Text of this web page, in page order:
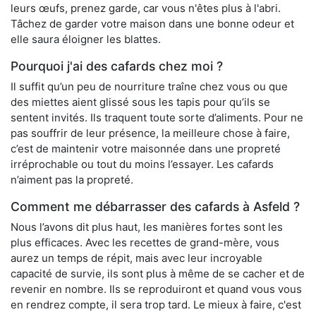
leurs œufs, prenez garde, car vous n'êtes plus à l'abri.
Tâchez de garder votre maison dans une bonne odeur et
elle saura éloigner les blattes.
Pourquoi j'ai des cafards chez moi ?
Il suffit qu’un peu de nourriture traîne chez vous ou que
des miettes aient glissé sous les tapis pour qu’ils se
sentent invités. Ils traquent toute sorte d’aliments. Pour ne
pas souffrir de leur présence, la meilleure chose à faire,
c’est de maintenir votre maisonnée dans une propreté
irréprochable ou tout du moins l’essayer. Les cafards
n’aiment pas la propreté.
Comment me débarrasser des cafards à Asfeld ?
Nous l’avons dit plus haut, les manières fortes sont les
plus efficaces. Avec les recettes de grand-mère, vous
aurez un temps de répit, mais avec leur incroyable
capacité de survie, ils sont plus à même de se cacher et de
revenir en nombre. Ils se reproduiront et quand vous vous
en rendrez compte, il sera trop tard. Le mieux à faire, c'est